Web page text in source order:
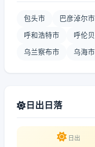
包头市 巴彦淖尔市
呼和浩特市 呼伦
乌兰察布市 乌海市
日出日落
日出